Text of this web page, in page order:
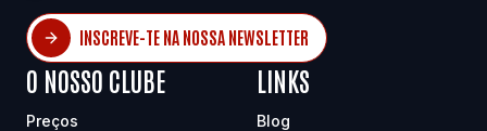
INSCREVE-TE NA NOSSA NEWSLETTER
O NOSSO CLUBE
Preços
LINKS
Blog